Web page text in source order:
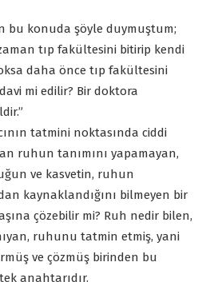
bu konuda şöyle duymuştum;
tıp fakültesini bitirip kendi
daha önce tıp fakültesini
mi edilir? Bir doktora
tatmini noktasında ciddi
ruhun tanımını yapamayan,
ve kasvetin, ruhun
kaynaklandığını bilmeyen bir
çözebilir mi? Ruh nedir bilen,
ruhunu tatmin etmiş, yani
ve çözmüş birinden bu
anahtarıdır.